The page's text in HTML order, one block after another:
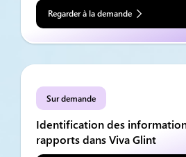
Regarder à la demande
Sur demande
Identification des
rapports dans Viva Glint